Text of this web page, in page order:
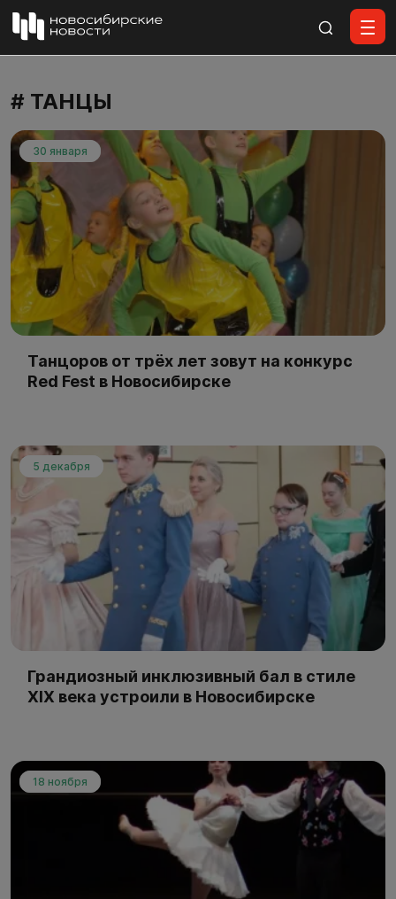
# ТАНЦЫ
30 января
Танцоров от трёх лет зовут на конкурс
Red Fest в Новосибирске
5 декабря
Грандиозный инклюзивный бал в стиле
XIX века устроили в Новосибирске
18 ноября